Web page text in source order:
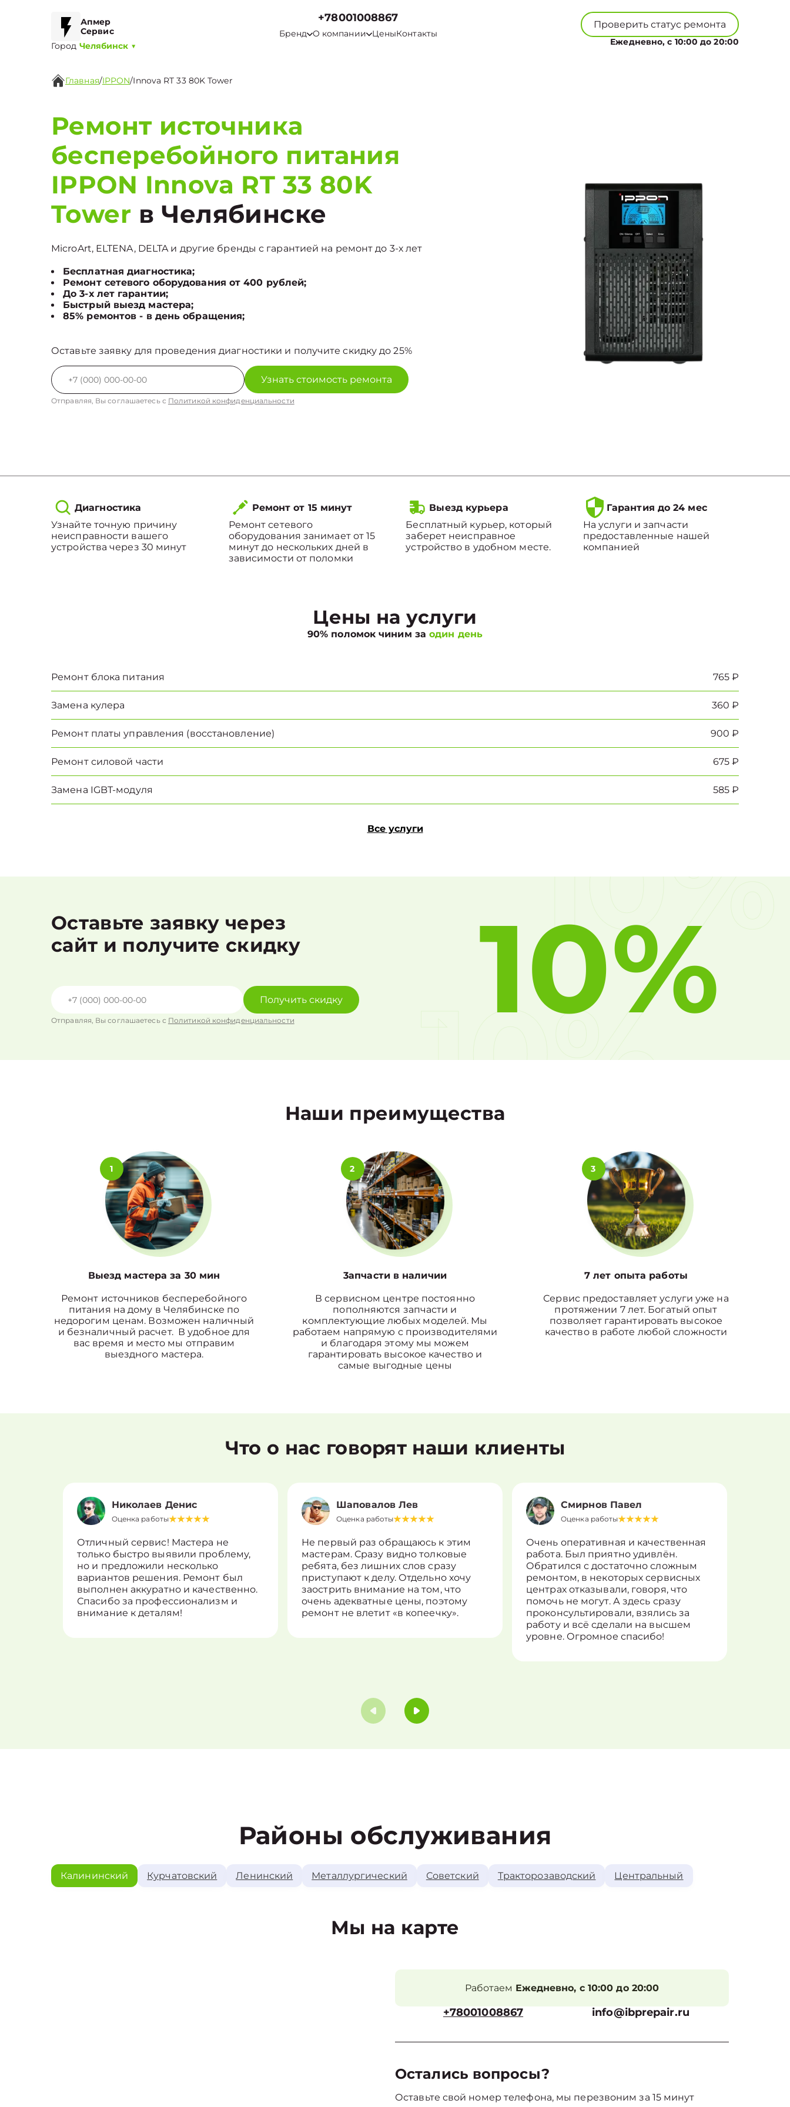
Апмер
Сервис
Город Челябинск ▼
+78001008867
Бренд О компании ЦеныКонтакты
Проверить статус ремонта
Ежедневно, с 10:00 до 20:00
Главная/IPPON/Innova RT 33 80K Tower
Ремонт источника
бесперебойного питания
IPPON Innova RT 33 80K
Tower в Челябинске
MicroArt, ELTENA, DELTA и другие бренды с гарантией на ремонт до 3-х лет
Бесплатная диагностика;
Ремонт сетевого оборудования от 400 рублей;
До 3-х лет гарантии;
Быстрый выезд мастера;
85% ремонтов - в день обращения;
Оставьте заявку для проведения диагностики и получите скидку до 25%
Узнать стоимость ремонта
Отправляя, Вы соглашаетесь с Политикой конфиденциальности
Диагностика
Узнайте точную причину
неисправности вашего
устройства через 30 минут
Ремонт от 15 минут
Ремонт сетевого
оборудования занимает от 15
минут до нескольких дней в
зависимости от поломки
Выезд курьера
Бесплатный курьер, который
заберет неисправное
устройство в удобном месте.
Гарантия до 24 мес
На услуги и запчасти
предоставленные нашей
компанией
Цены на услуги
90% поломок чиним заодин день
Ремонт блока питания 765 ₽
Замена кулера 360 ₽
Ремонт платы управления (восстановление) 900 ₽
Ремонт силовой части 675 ₽
Замена IGBT-модуля 585 ₽
Все услуги
Оставьте заявку через
сайт и получите скидку
Получить скидку
Отправляя, Вы соглашаетесь с Политикой конфиденциальности 10%
10%
10%
Наши преимущества
1
Выезд мастера за 30 мин
Ремонт источников бесперебойного
питания на дому в Челябинске по
недорогим ценам. Возможен наличный
и безналичный расчет. В удобное для
вас время и место мы отправим
выездного мастера.
2
3апчасти в наличии
В сервисном центре постоянно
пополняются запчасти и
комплектующие любых моделей. Мы
работаем напрямую с производителями
и благодаря этому мы можем
гарантировать высокое качество и
самые выгодные цены
3
7 лет опыта работы
Сервис предоставляет услуги уже на
протяжении 7 лет. Богатый опыт
позволяет гарантировать высокое
качество в работе любой сложности
Что о нас говорят наши клиенты
Николаев Денис
Оценка работы
Отличный сервис! Мастера не
только быстро выявили проблему,
но и предложили несколько
вариантов решения. Ремонт был
выполнен аккуратно и качественно.
Спасибо за профессионализм и
внимание к деталям!
Шаповалов Лев
Оценка работы
Не первый раз обращаюсь к этим
мастерам. Сразу видно толковые
ребята, без лишних слов сразу
приступают к делу. Отдельно хочу
заострить внимание на том, что
очень адекватные цены, поэтому
ремонт не влетит «в копеечку».
Смирнов Павел
Оценка работы
Очень оперативная и качественная
работа. Был приятно удивлён.
Обратился с достаточно сложным
ремонтом, в некоторых сервисных
центрах отказывали, говоря, что
помочь не могут. А здесь сразу
проконсультировали, взялись за
работу и всё сделали на высшем
уровне. Огромное спасибо!
Районы обслуживания
Калининский Курчатовский Ленинский Металлургический Советский Тракторозаводский Центральный
Мы на карте
Работаем Ежедневно, с 10:00 до 20:00
+78001008867 info@ibprepair.ru
Остались вопросы?
Оставьте свой номер телефона, мы перезвоним за 15 минут